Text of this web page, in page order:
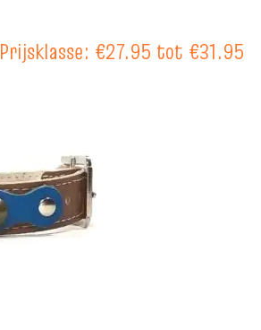
Prijsklasse: €27.95 tot €31.95